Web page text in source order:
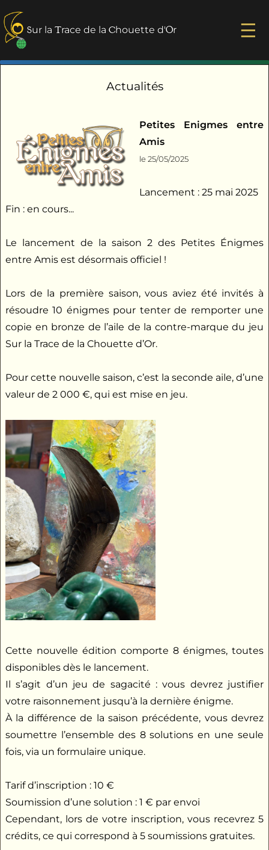
Sur la Trace de la Chouette d'Or ☰
Actualités
Petites Enigmes entre
Amis
le 25/05/2025
Lancement : 25 mai 2025
Fin : en cours...
Le lancement de la saison 2 des Petites Énigmes
entre Amis est désormais officiel !
Lors de la première saison, vous aviez été invités à
résoudre 10 énigmes pour tenter de remporter une
copie en bronze de l’aile de la contre-marque du jeu
Sur la Trace de la Chouette d’Or.
Pour cette nouvelle saison, c’est la seconde aile, d’une
valeur de 2 000 €, qui est mise en jeu.
Cette nouvelle édition comporte 8 énigmes, toutes
disponibles dès le lancement.
Il s’agit d’un jeu de sagacité : vous devrez justifier
votre raisonnement jusqu’à la dernière énigme.
À la différence de la saison précédente, vous devrez
soumettre l’ensemble des 8 solutions en une seule
fois, via un formulaire unique.
Tarif d’inscription : 10 €
Soumission d’une solution : 1 € par envoi
Cependant, lors de votre inscription, vous recevrez 5
crédits, ce qui correspond à 5 soumissions gratuites.